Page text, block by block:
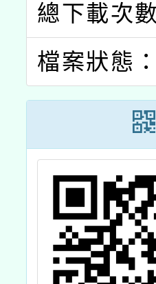
總下載次數
檔案狀態